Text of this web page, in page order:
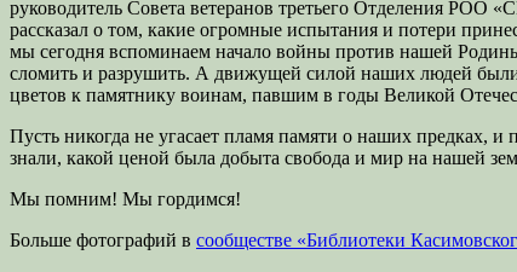
руководитель Совета ветеранов третьего Отделения
рассказал о том, какие огромные испытания и потери
мы сегодня вспоминаем начало войны против нашей
сломить и разрушить. А движущей силой наших людей
цветов к памятнику воинам, павшим в годы Великой
Пусть никогда не угасает пламя памяти о наших предках,
знали, какой ценой была добыта свобода и мир на нашей
Мы помним! Мы гордимся!
Больше фотографий в сообществе «Библиотеки